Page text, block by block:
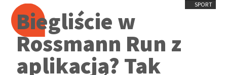
SPORT
Biegliście w
Rossmann Run z
aplikacją? Tak